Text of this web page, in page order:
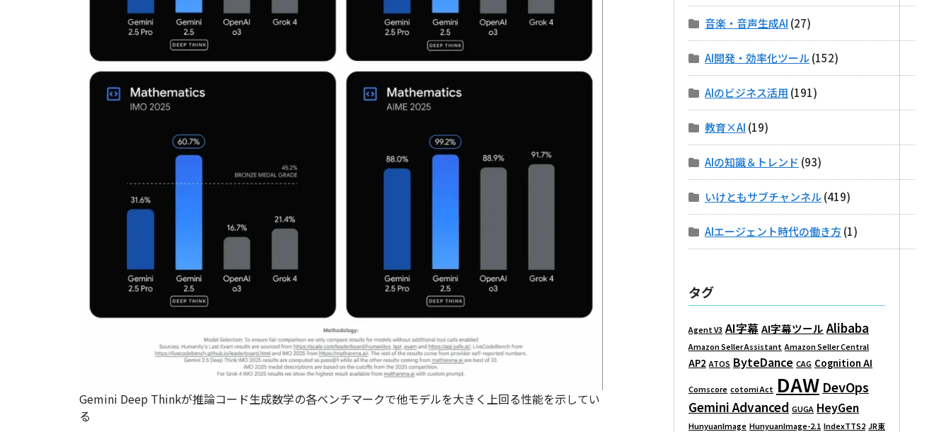
Gemini Deep Thinkが推論コード生成数学の各ベンチマークで他モデルを大きく上回る性能を示してい
る
音楽・音声生成AI (27)
AI開発・効率化ツール(152)
AIのビジネス活用 (191)
教育×AI (19)
AIの知識＆トレンド (93)
いけともサブチャンネル(419)
AIエージェント時代の働き方(1)
タグ
Agent V3 AI字幕AI字幕ツール Alibaba
Amazon Seller Assistant Amazon Seller Central
AP2 ATOS ByteDance CAG Cognition AI
Comscore cotomi Act DAW DevOps
Gemini Advanced GUGA HeyGen
HunyuanImage HunyuanImage-2.1 IndexTTS2 JR東